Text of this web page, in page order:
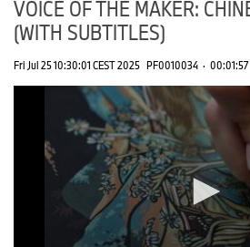
VOICE OF THE MAKER:
(WITH SUBTITLES)
Fri Jul 25 10:30:01 CEST 2025 PF0010034 · 00:01:57